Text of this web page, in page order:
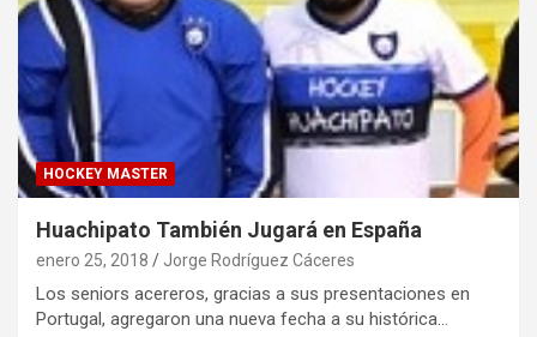
HOCKEY MASTER
Huachipato También Jugará en España
enero 25, 2018 Jorge Rodríguez Cáceres
Los seniors acereros, gracias a sus presentaciones en
Portugal, agregaron una nueva fecha a su histórica…